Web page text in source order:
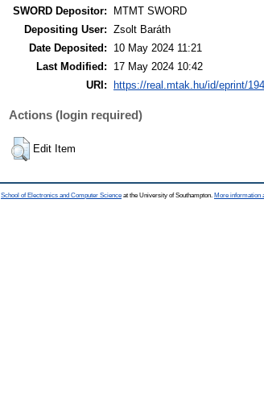
SWORD Depositor:
MTMT SWORD
Depositing User: Zsolt Baráth
Date Deposited:
10 May 2024 11:21
Last Modified:
17 May 2024 10:42
URI:
https://real.mtak.hu/id/eprint/
Actions (login required)
Edit Item
School of Electronics and Computer Science at the University of Southampton. More information